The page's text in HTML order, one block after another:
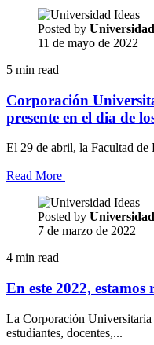
Posted by
11 de mayo de 2022
5 min read
Corporación
presente en el dia de
El 29 de abril, la Facultad de
Read More
Posted by
7 de marzo de 2022
4 min read
En este 2022,
La Corporación
estudiantes, docentes,...